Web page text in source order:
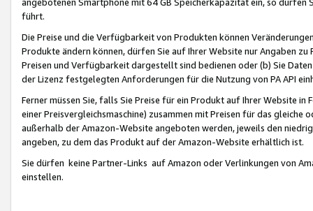
führt.
Die Preise und die Verfügbarkeit von Produkten können
Produkte ändern können, dürfen Sie auf Ihrer Website nur Angaben
Preisen und Verfügbarkeit dargestellt sind bedienen oder (b) Sie
der Lizenz festgelegten Anforderungen für die Nutzung von PA API
Ferner müssen Sie, falls Sie Preise für ein Produkt auf Ihrer Website
einer Preisvergleichsmaschine) zusammen mit Preisen für das
außerhalb der Amazon-Website angeboten werden, jeweils den
angeben, zu dem das Produkt auf der Amazon-Website erhältlich ist.
Sie dürfen keine Partner-Links auf Amazon oder Verlinkungen von
einstellen.